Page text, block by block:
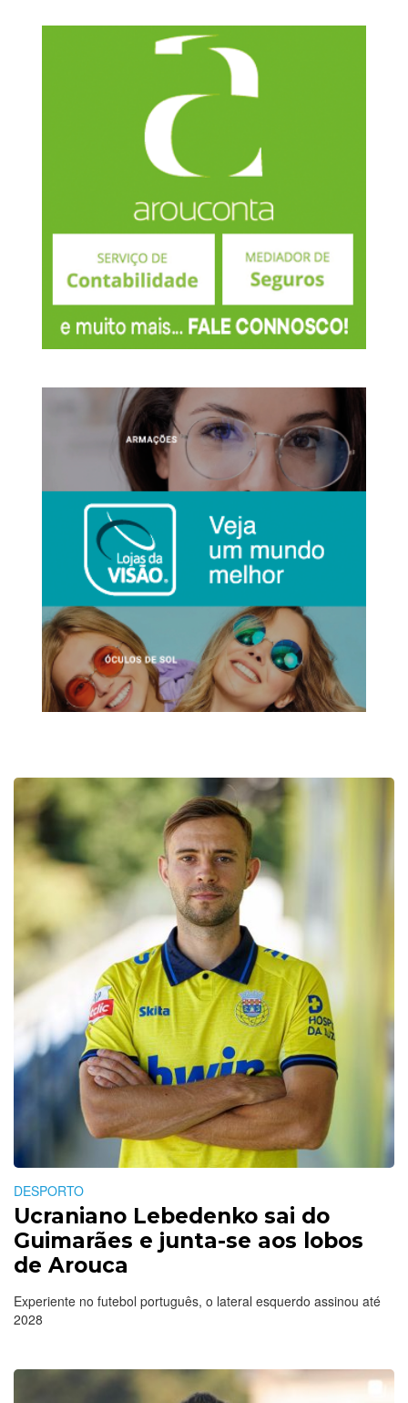
DESPORTO
Ucraniano Lebedenko sai do
Guimarães e junta-se aos lobos
de Arouca
Experiente no futebol português, o lateral esquerdo assinou até
2028